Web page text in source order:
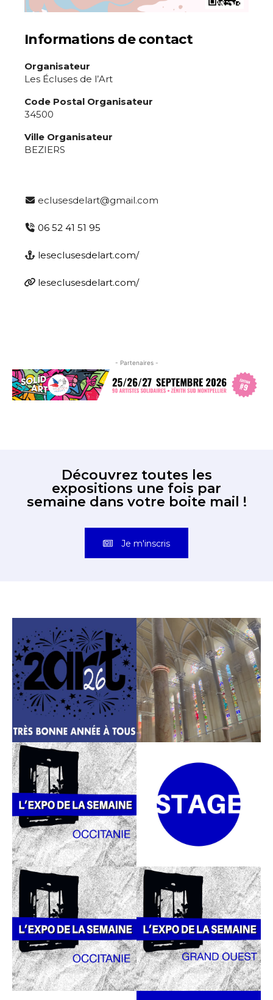
Informations de contact
Organisateur
Les Écluses de l’Art
Code Postal Organisateur
34500
Ville Organisateur
BEZIERS
eclusesdelart@gmail.com
06 52 41 51 95
leseclusesdelart.com/
leseclusesdelart.com/
- Partenaires -
Découvrez toutes les
expositions une fois par
semaine dans votre boite mail !
Je m'inscris